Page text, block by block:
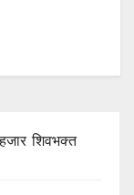
शिवभक्त